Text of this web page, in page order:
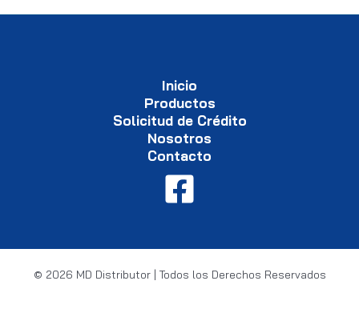
Inicio
Productos
Solicitud de Crédito
Nosotros
Contacto
© 2026 MD Distributor | Todos los Derechos Reservados